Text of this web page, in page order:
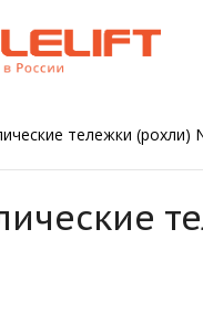
тележки (рохли)